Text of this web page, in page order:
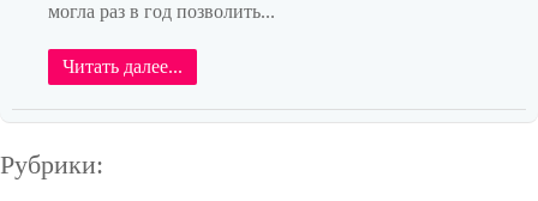
могла раз в год позволить...
Читать далее...
Рубрики: